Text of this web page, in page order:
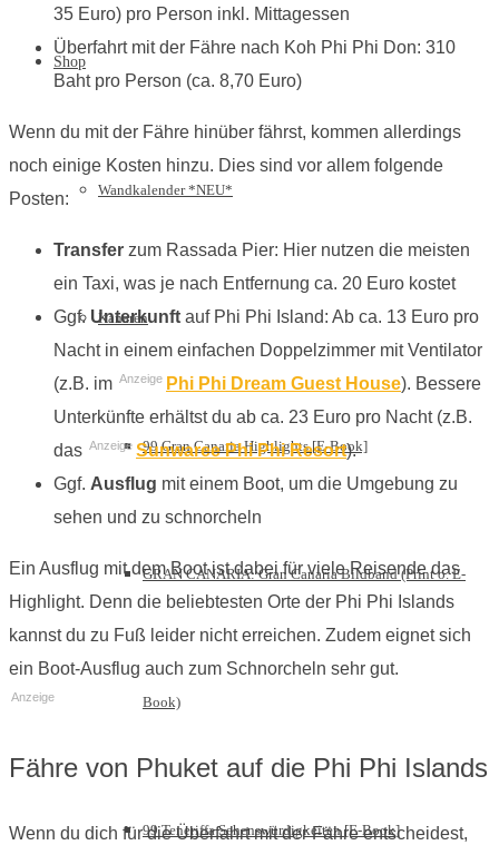
Shop
Wandkalender *NEU*
Kanaren
99 Gran Canaria Highlights [E-Book]
GRAN CANARIA: Gran Canaria Bildband (Print o. E-
Book)
99 Teneriffa Sehenswürdigkeiten [E-Book]
35 Euro) pro Person inkl. Mittagessen
Überfahrt mit der Fähre nach Koh Phi Phi Don: 310
Baht pro Person (ca. 8,70 Euro)
Wenn du mit der Fähre hinüber fährst, kommen allerdings
noch einige Kosten hinzu. Dies sind vor allem folgende
Posten:
Transfer zum Rassada Pier: Hier nutzen die meisten
ein Taxi, was je nach Entfernung ca. 20 Euro kostet
Ggf. Unterkunft auf Phi Phi Island: Ab ca. 13 Euro pro
Nacht in einem einfachen Doppelzimmer mit Ventilator
(z.B. im Anzeige Phi Phi Dream Guest House). Bessere
Unterkünfte erhältst du ab ca. 23 Euro pro Nacht (z.B.
das Anzeige Sunwaree Phi Phi Resort).
Ggf. Ausflug mit einem Boot, um die Umgebung zu
sehen und zu schnorcheln
Ein Ausflug mit dem Boot ist dabei für viele Reisende das
Highlight. Denn die beliebtesten Orte der Phi Phi Islands
kannst du zu Fuß leider nicht erreichen. Zudem eignet sich
ein Boot-Ausflug auch zum Schnorcheln sehr gut.
Anzeige
Fähre von Phuket auf die Phi Phi Islands
Wenn du dich für die Überfahrt mit der Fähre entscheidest,